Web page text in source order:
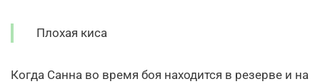
Плохая киса
Когда Санна во время боя находится в резерве и на